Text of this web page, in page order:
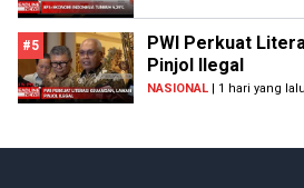
#5
PWI Perkuat
Pinjol Ilegal
NASIONAL | 1 hari yang lalu